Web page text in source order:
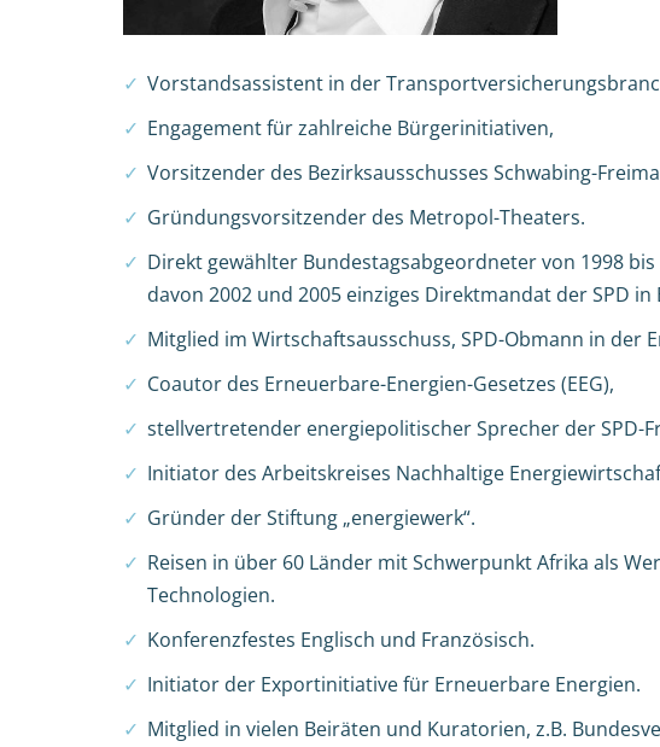
Vorstandsassistent in der
Engagement für zahlreiche Bürgerinitiativen,
Vorsitzender des Bezirksausschusses Schwabing-
Gründungsvorsitzender des Metropol-Theaters.
Direkt gewählter Bundestagsabgeordneter von 1998
davon 2002 und 2005 einziges Direktmandat der SPD in
Mitglied im Wirtschaftsausschuss, SPD-Obmann in der
Coautor des Erneuerbare-Energien-Gesetzes (EEG),
stellvertretender energiepolitischer Sprecher der SPD-
Initiator des Arbeitskreises Nachhaltige
Gründer der Stiftung „energiewerk“.
Reisen in über 60 Länder mit Schwerpunkt Afrika als
Technologien.
Konferenzfestes Englisch und Französisch.
Initiator der Exportinitiative für Erneuerbare Energien.
Mitglied in vielen Beiräten und Kuratorien, z.B.